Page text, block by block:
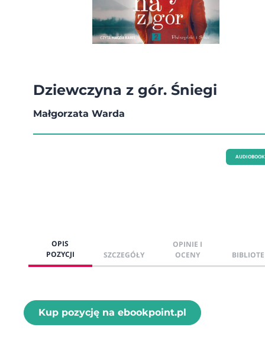
Dziewczyna z gór. Śniegi
Małgorzata Warda
AUDIOBOOK
OPIS
POZYCJI
SZCZEGÓŁY
OPINIE I
OCENY
Kup pozycję na ebookpoint.pl